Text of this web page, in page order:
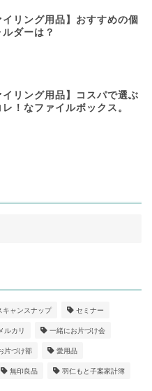
イリング用品】おすすめの個
ルダーは？
イリング用品】コスパで選ぶ
！なファイルボックス。
キャンスナップ セミナー
ルカリ 一緒にお片づけ会
片づけ部 愛用品
無印良品 羽仁もと子案家計簿